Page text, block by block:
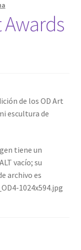
Awards
de los OD Art
escultura de